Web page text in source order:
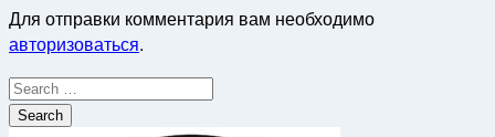
Для отправки комментария вам необходимо
авторизоваться.
Search
for: